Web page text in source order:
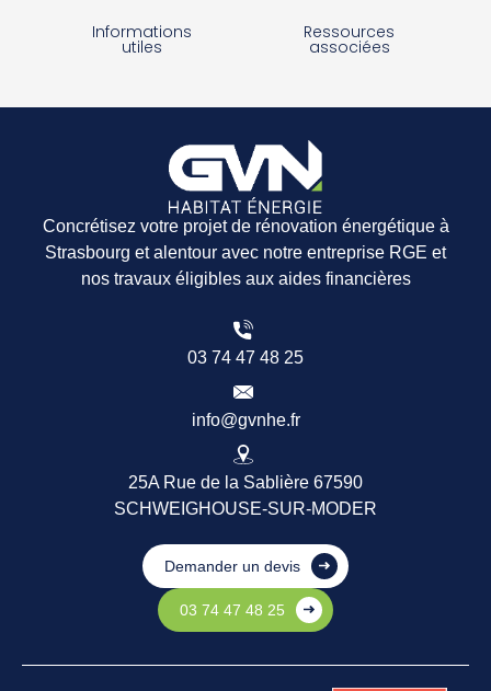
Informations
utiles
Ressources
associées
Concrétisez votre projet de rénovation énergétique à
Strasbourg et alentour avec notre entreprise RGE et
nos travaux éligibles aux aides financières
03 74 47 48 25
info@gvnhe.fr
25A Rue de la Sablière 67590
SCHWEIGHOUSE-SUR-MODER
Demander un devis
03 74 47 48 25